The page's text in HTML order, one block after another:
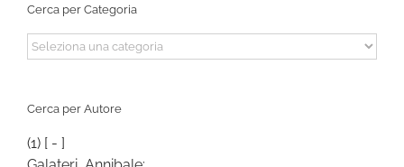
Cerca per Categoria
Cerca
per
Cerca per Autore
(1) [ - ]